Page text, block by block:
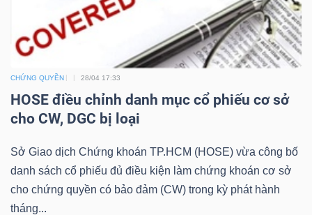
CHỨNG QUYỀN 28/04 17:33
HOSE điều chỉnh danh mục cổ phiếu cơ sở
cho CW, DGC bị loại
Sở Giao dịch Chứng khoán TP.HCM (HOSE) vừa công bố
danh sách cổ phiếu đủ điều kiện làm chứng khoán cơ sở
cho chứng quyền có bảo đảm (CW) trong kỳ phát hành
tháng...
VĨ
MÔ
NGÀNH
DOANH
NGHIỆP